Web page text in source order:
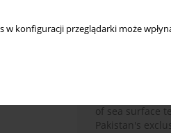
w konfiguracji przeglądarki może
Deep
Prediction:
Memory
Capturing
Ouergha
A two-decade
of sea surface
Pakistan's